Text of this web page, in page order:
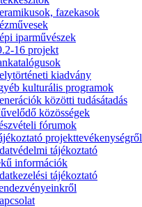
fazekasok
iparművészek
16 projekt
kiadvány
kulturális programok
közötti tudásátadás
közösségek
fórumok
projekttevékenységről
tájékoztató
információk
tájékoztató